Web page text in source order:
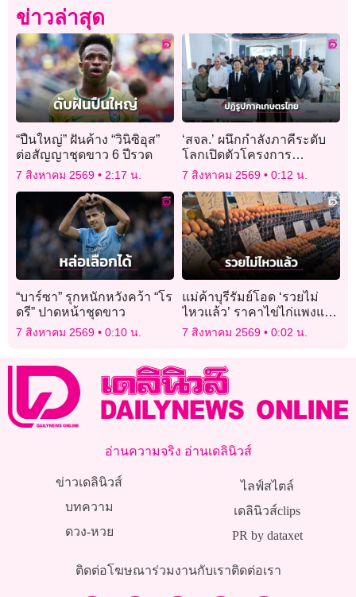
ข่าวล่าสุด
“ปืนใหญ่” ฝันค้าง “วินิซิอุส”
ต่อสัญญาชุดขาว 6 ปีรวด
7 สิงหาคม 2569 2:17 น.
‘สจล.’ ผนึกกำลังภาคีระดับ
โลกเปิดตัวโครงการ
“Farming Future, Together”
7 สิงหาคม 2569 0:12 น.
“บาร์ซา” รุกหนักหวังคว้า “โร
ดรี” ปาดหน้าชุดขาว
7 สิงหาคม 2569 0:10 น.
แม่ค้าบุรีรัมย์โอด ‘รวยไม่
ไหวแล้ว’ ราคาไข่ไก่แพงแตะ
ฟองละ 4 บาท
7 สิงหาคม 2569 0:02 น.
อ่านความจริง อ่านเดลินิวส์
ข่าวเดลินิวส์
บทความ
ดวง-หวย
ไลฟ์สไตล์
เดลินิวส์clips
PR by dataxet
ติดต่อโฆษณาร่วมงานกับเราติดต่อเรา